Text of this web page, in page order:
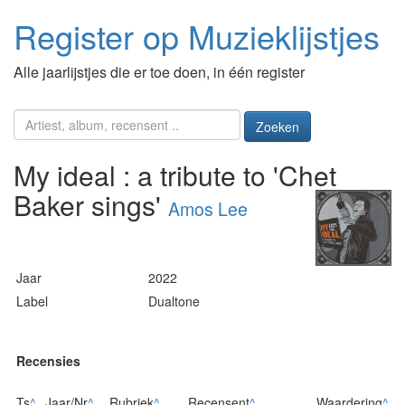
Register op Muzieklijstjes
Alle jaarlijstjes die er toe doen, in één register
Zoeken
My ideal : a tribute to 'Chet
Baker sings' Amos Lee
Jaar
2022
Label
Dualtone
Recensies